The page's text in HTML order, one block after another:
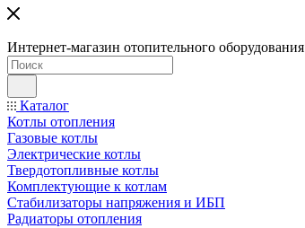
Интернет-магазин отопительного оборудования
Каталог
Котлы отопления
Газовые котлы
Электрические котлы
Твердотопливные котлы
Комплектующие к котлам
Стабилизаторы напряжения и ИБП
Радиаторы отопления